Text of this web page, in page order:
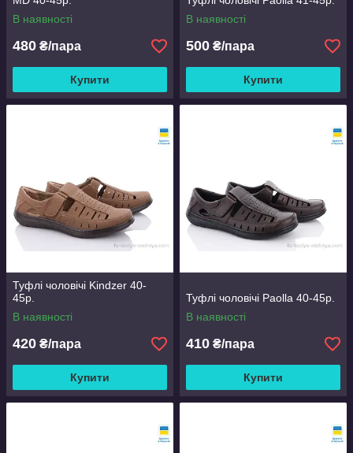
В наявності
480 ₴/пара
Купити
В наявності
500 ₴/пара
Купити
Туфлі чоловічі Kindzer 40-
45р.
В наявності
420 ₴/пара
Купити
Туфлі чоловічі Paolla 40-45р.
В наявності
410 ₴/пара
Купити